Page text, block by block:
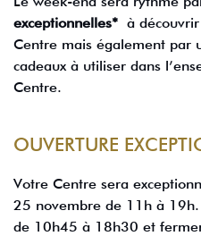
exceptionnelles* à
Centre mais également par
cadeaux à utiliser dans
Centre.
OUVERTURE
Votre Centre sera
25 novembre de 11h à 19h.
de 10h45 à 18h30 et